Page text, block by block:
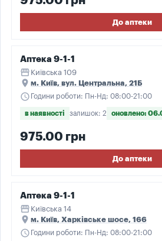
До аптеки
Аптека 9-1-1
storefront Київська 109
place м. Київ, вул. Центральна, 21Б
schedule Години роботи: Пн-Нд: 08:00-21:00
в наявності залишок: 2 оновлено:
975.00 грн
До аптеки
Аптека 9-1-1
storefront Київська 14
place м. Київ, Харківське шосе, 166
schedule Години роботи: Пн-Нд: 08:00-21:00